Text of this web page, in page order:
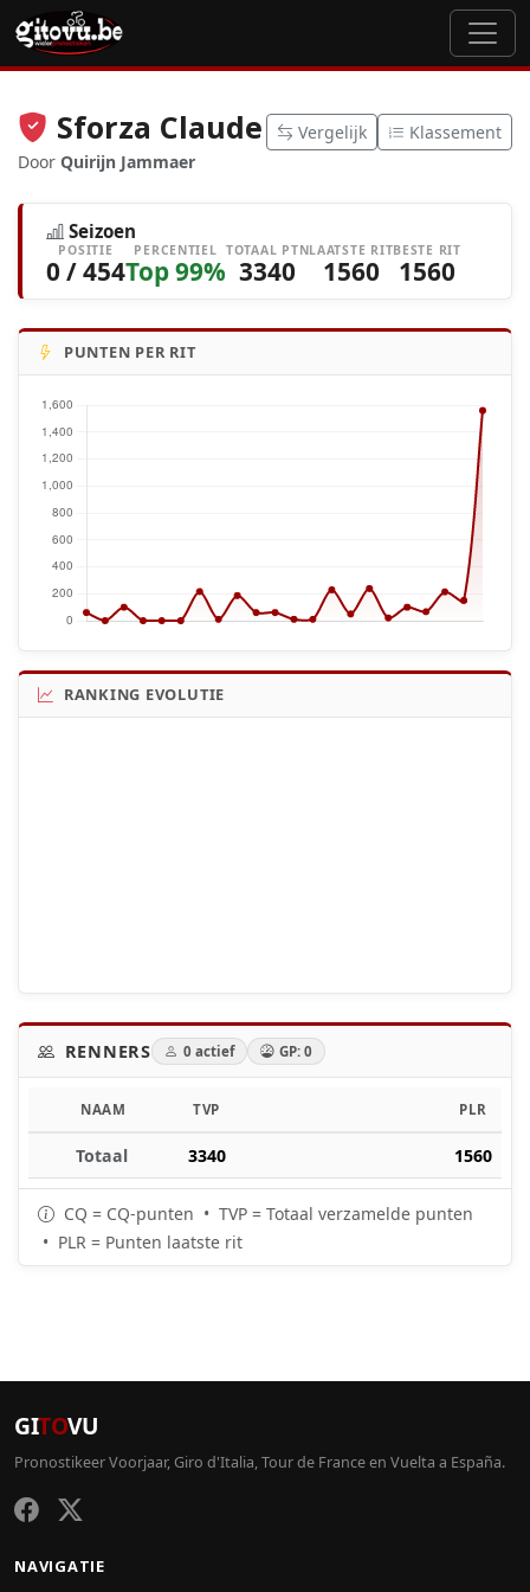
Sforza Claude
Door Quirijn Jammaer
Vergelijk Klassement
Seizoen
POSITIE
0 / 454
PERCENTIEL
Top 99%
TOTAAL PTN
3340
LAATSTE RIT
1560
BESTE RIT
1560
PUNTEN PER RIT
RANKING EVOLUTIE
RENNERS 0 actief GP: 0
NAAM TVP PLR
Totaal 3340 1560
CQ = CQ-punten • TVP = Totaal verzamelde punten
• PLR = Punten laatste rit
GITOVU
Pronostikeer Voorjaar, Giro d'Italia, Tour de France en Vuelta a España.
NAVIGATIE